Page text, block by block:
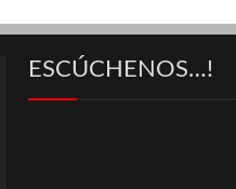
ESCÚCHENOS…!